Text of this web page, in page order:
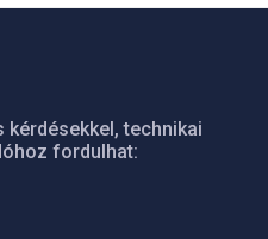
technikai
fordulhat: